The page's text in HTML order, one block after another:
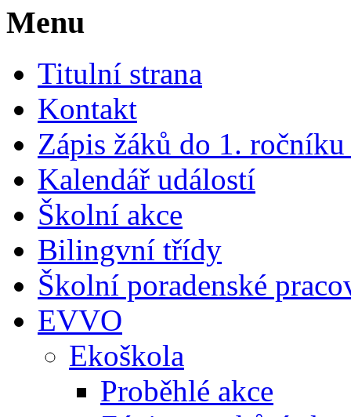
Menu
Titulní strana
Kontakt
Zápis žáků do 1.
Kalendář událostí
Školní akce
Bilingvní třídy
Školní poradenské
EVVO
Ekoškola
Proběhlé akce